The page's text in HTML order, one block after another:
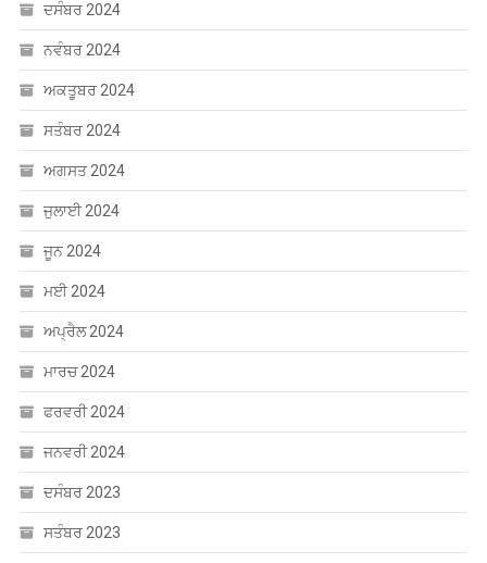
ਦਸੰਬਰ 2024
ਨਵੰਬਰ 2024
ਅਕਤੂਬਰ 2024
ਸਤੰਬਰ 2024
ਅਗਸਤ 2024
ਜੁਲਾਈ 2024
ਜੂਨ 2024
ਮਈ 2024
ਅਪ੍ਰੈਲ 2024
ਮਾਰਚ 2024
ਫਰਵਰੀ 2024
ਜਨਵਰੀ 2024
ਦਸੰਬਰ 2023
ਸਤੰਬਰ 2023